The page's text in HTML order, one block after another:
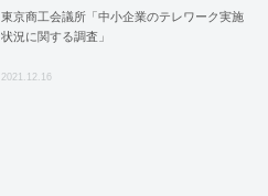
東京商工会議所「中小企業のテレワーク実施
状況に関する調査」
2021.12.16